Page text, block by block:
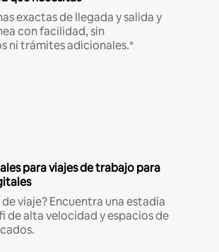
exactas de llegada y salida y
con facilidad, sin
ni trámites adicionales.*
para viajes de trabajo para
viaje? Encuentra una estadía
de alta velocidad y espacios de